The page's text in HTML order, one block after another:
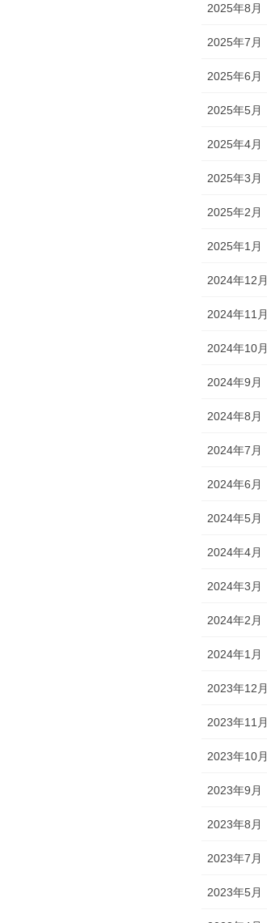
2025年8月
2025年7月
2025年6月
2025年5月
2025年4月
2025年3月
2025年2月
2025年1月
2024年12月
2024年11月
2024年10月
2024年9月
2024年8月
2024年7月
2024年6月
2024年5月
2024年4月
2024年3月
2024年2月
2024年1月
2023年12月
2023年11月
2023年10月
2023年9月
2023年8月
2023年7月
2023年5月